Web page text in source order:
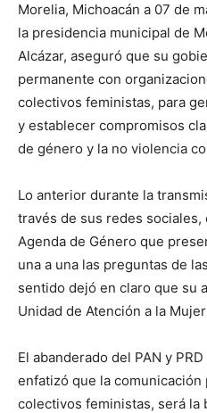
Morelia, Michoacán a 07 de
la presidencia municipal de
Alcázar, aseguró que su
permanente con
colectivos feministas, para
y establecer compromisos
de género y la no violencia
Lo anterior durante la
través de sus redes
Agenda de Género que
una a una las preguntas de
sentido dejó en claro que su
Unidad de Atención a la
El abanderado del PAN y
enfatizó que la comunicación
colectivos feministas, será la